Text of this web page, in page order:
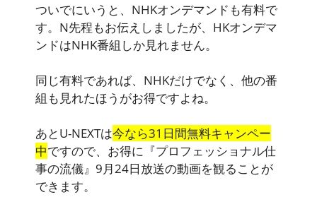
ついでにいうと、NHKオンデマンドも有料で
す。N先程もお伝えしましたが、HKオンデマ
ンドはNHK番組しか見れません。
同じ有料であれば、NHKだけでなく、他の番
組も見れたほうがお得ですよね。
あとU-NEXTは今なら31日間無料キャンペー
中ですので、お得に『プロフェッショナル仕
事の流儀』9月24日放送の動画を観ることが
できます。